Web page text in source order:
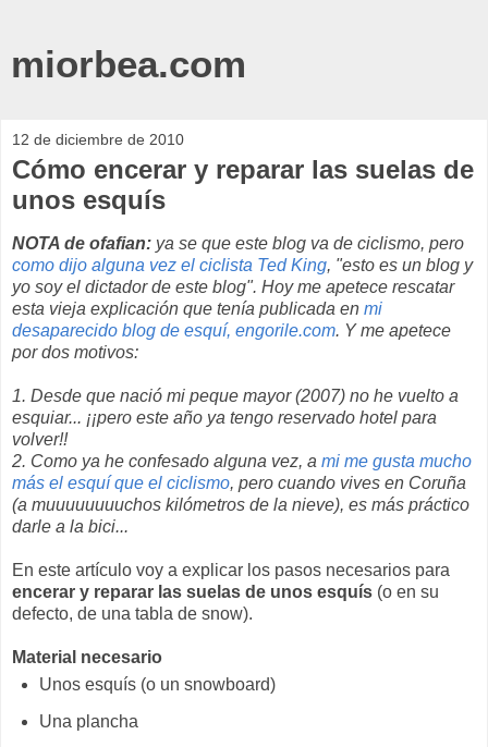
miorbea.com
12 de diciembre de 2010
Cómo encerar y reparar las suelas de
unos esquís
NOTA de ofafian: ya se que este blog va de ciclismo, pero
como dijo alguna vez el ciclista Ted King, "esto es un blog y
yo soy el dictador de este blog". Hoy me apetece rescatar
esta vieja explicación que tenía publicada en mi
desaparecido blog de esquí, engorile.com. Y me apetece
por dos motivos:
1. Desde que nació mi peque mayor (2007) no he vuelto a
esquiar... ¡¡pero este año ya tengo reservado hotel para
volver!!
2. Como ya he confesado alguna vez, a mi me gusta mucho
más el esquí que el ciclismo, pero cuando vives en Coruña
(a muuuuuuuuchos kilómetros de la nieve), es más práctico
darle a la bici...
En este artículo voy a explicar los pasos necesarios para
encerar y reparar las suelas de unos esquís (o en su
defecto, de una tabla de snow).
Material necesario
Unos esquís (o un snowboard)
Una plancha